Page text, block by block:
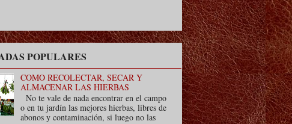
POPULARES
COMO RECOLECTAR, SECAR Y
ALMACENAR LAS HIERBAS
No te vale de nada encontrar en el campo
o en tu jardín las mejores hierbas, libres de
abonos y contaminación, si luego no las